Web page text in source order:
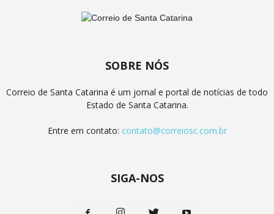
SOBRE NÓS
Correio de Santa Catarina é um jornal e portal de notícias de todo
Estado de Santa Catarina.
Entre em contato: contato@correiosc.com.br
SIGA-NOS